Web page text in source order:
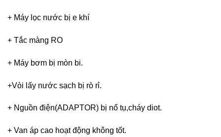
+ Máy lọc nước bị e khí
+ Tắc màng RO
+ Máy bơm bị mòn bi.
+Vòi lấy nước sạch bị rò rỉ.
+ Nguồn điện(ADAPTOR) bị nổ tụ,cháy diot.
+ Van áp cao hoạt động không tốt.